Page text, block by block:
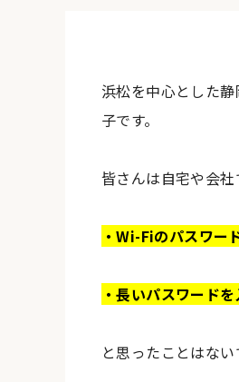
浜松を中心とした
子です。
皆さんは自宅や会社
・Wi-Fiのパスワー
・長いパスワード
と思ったことはな